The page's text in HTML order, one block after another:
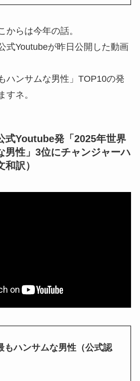
らは今年の話。
式Youtubeが昨日公開した動画
ハンサムな男性」TOP10の発
すネ。
式Youtube発「2025年世界
男性」3位にチャンジャーハ
訳）
もハンサムな男性（公式認